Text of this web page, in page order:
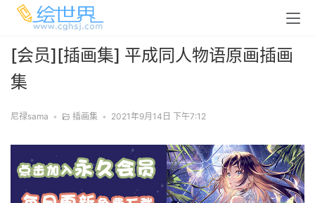
[会员][插画集] 平成同人物语原画插画
集
尼禄sama • 插画集 • 2021年9月14日 下午7:12